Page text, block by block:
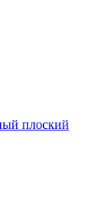
плоский